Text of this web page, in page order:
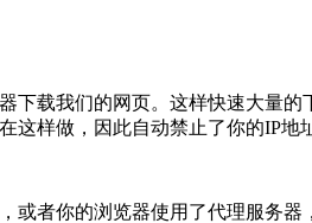
下载我们的网页。这样快速大量
这样做，因此自动禁止了你的IP
或者你的浏览器使用了代理服务